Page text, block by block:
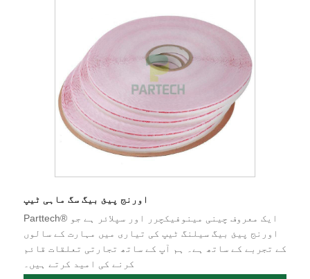
اورنج پیئ بیگ سگ ماہی ٹیپ
Parttech® ایک معروف چینی مینوفیکچرر اور سپلائر ہے جو
اورنج پیئ بیگ سیلنگ ٹیپ کی تیاری میں مہارت کے سالوں
کے تجربے کے ساتھ ہے۔ ہم آپ کے ساتھ تجارتی تعلقات قائم
کرنے کی امید کرتے ہیں۔